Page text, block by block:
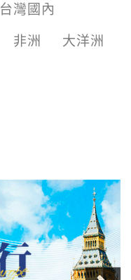
台灣國內
非洲
大洋洲